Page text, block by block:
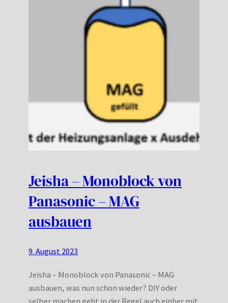
Jeisha – Monoblock von
Panasonic – MAG
ausbauen
9. August 2023
Jeisha – Monoblock von Panasonic – MAG
ausbauen, was nun schon wieder? DIY oder
selber machen geht in der Regel auch einher mit